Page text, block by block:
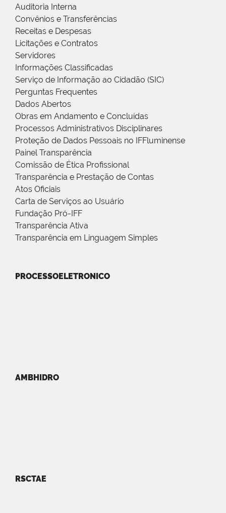
Auditoria Interna
Convênios e Transferências
Receitas e Despesas
Licitações e Contratos
Servidores
Informações Classificadas
Serviço de Informação ao Cidadão (SIC)
Perguntas Frequentes
Dados Abertos
Obras em Andamento e Concluídas
Processos Administrativos Disciplinares
Proteção de Dados Pessoais no IFFluminense
Painel Transparência
Comissão de Ética Profissional
Transparência e Prestação de Contas
Atos Oficiais
Carta de Serviços ao Usuário
Fundação Pró-IFF
Transparência Ativa
Transparência em Linguagem Simples
PROCESSOELETRONICO
AMBHIDRO
RSCTAE